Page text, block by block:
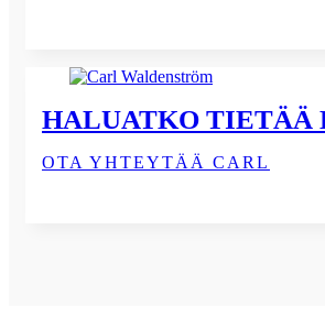
HALUATKO TIETÄÄ
OTA YHTEYTÄÄ CARL